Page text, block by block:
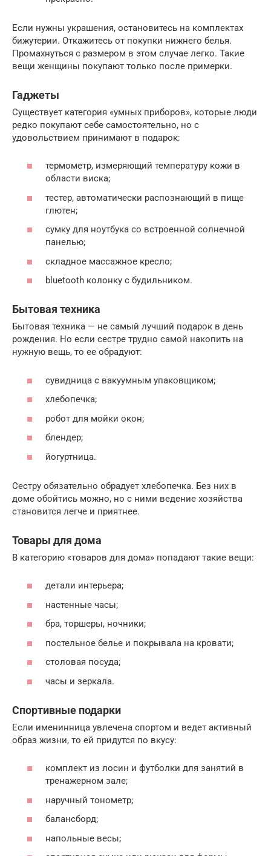
Если нужны украшения, остановитесь на комплектах
бижутерии. Откажитесь от покупки нижнего белья.
Промахнуться с размером в этом случае легко. Такие
вещи женщины покупают только после примерки.
Гаджеты
Существует категория «умных приборов», которые люди
редко покупают себе самостоятельно, но с
удовольствием принимают в подарок:
термометр, измеряющий температуру кожи в
области виска;
тестер, автоматически распознающий в пище
глютен;
сумку для ноутбука со встроенной солнечной
панелью;
складное массажное кресло;
bluetooth колонку с будильником.
Бытовая техника
Бытовая техника — не самый лучший подарок в день
рождения. Но если сестре трудно самой накопить на
нужную вещь, то ее обрадуют:
сувидница с вакуумным упаковщиком;
хлебопечка;
робот для мойки окон;
блендер;
йогуртница.
Сестру обязательно обрадует хлебопечка. Без них в
доме обойтись можно, но с ними ведение хозяйства
становится легче и приятнее.
Товары для дома
В категорию «товаров для дома» попадают такие вещи:
детали интерьера;
настенные часы;
бра, торшеры, ночники;
постельное белье и покрывала на кровати;
столовая посуда;
часы и зеркала.
Спортивные подарки
Если именинница увлечена спортом и ведет активный
образ жизни, то ей придутся по вкусу:
комплект из лосин и футболки для занятий в
тренажерном зале;
наручный тонометр;
балансборд;
напольные весы;